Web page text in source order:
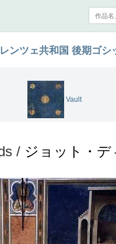
ンツェ共和国 後期ゴシ
Vault
/ ジョット・デ